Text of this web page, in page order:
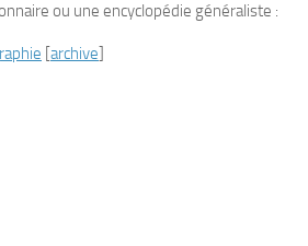
ou une encyclopédie généraliste :
[archive]